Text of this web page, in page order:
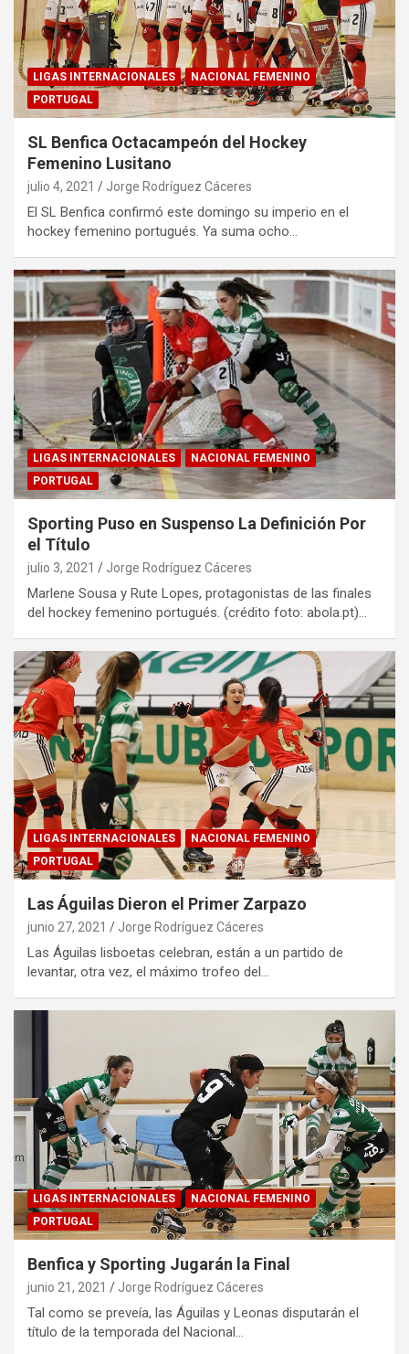
LIGAS INTERNACIONALES
NACIONAL FEMENINO
PORTUGAL
SL Benfica Octacampeón del Hockey
Femenino Lusitano
julio 4, 2021 Jorge Rodríguez Cáceres
El SL Benfica confirmó este domingo su imperio en el
hockey femenino portugués. Ya suma ocho…
LIGAS INTERNACIONALES
NACIONAL FEMENINO
PORTUGAL
Sporting Puso en Suspenso La Definición Por
el Título
julio 3, 2021 Jorge Rodríguez Cáceres
Marlene Sousa y Rute Lopes, protagonistas de las finales
del hockey femenino portugués. (crédito foto: abola.pt)…
LIGAS INTERNACIONALES
NACIONAL FEMENINO
PORTUGAL
Las Águilas Dieron el Primer Zarpazo
junio 27, 2021 Jorge Rodríguez Cáceres
Las Águilas lisboetas celebran, están a un partido de
levantar, otra vez, el máximo trofeo del…
LIGAS INTERNACIONALES
NACIONAL FEMENINO
PORTUGAL
Benfica y Sporting Jugarán la Final
junio 21, 2021 Jorge Rodríguez Cáceres
Tal como se preveía, las Águilas y Leonas disputarán el
título de la temporada del Nacional…